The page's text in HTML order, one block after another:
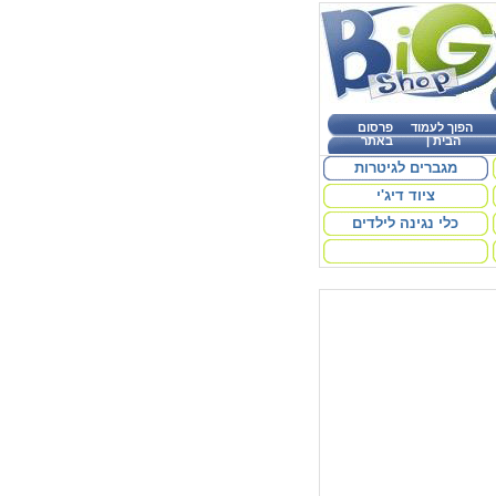
פרסום
באתר
הפוך לעמוד
הבית|
מגברים לגיטרות
ציוד דיג'י
כלי נגינה לילדים